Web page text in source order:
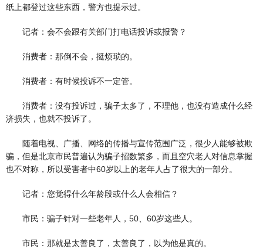
纸上都登过这些东西，警方也提示过。
记者：会不会跟有关部门打电话投诉或报警？
消费者：那倒不会，挺烦琐的。
消费者：有时候投诉不一定管。
消费者：没有投诉过，骗子太多了，不理他，也没有造成什么经
济损失，也就不投诉了。
随着电视、广播、网络的传播与宣传范围广泛，很少人能够被欺
骗，但是北京市民普遍认为骗子招数繁多，而且空穴老人对信息掌握
也不对称，所以受害者中60岁以上的老年人占了很大的一部分。
记者：您觉得什么年龄段或什么人会相信？
市民：骗子针对一些老年人，50、60岁这些人。
市民：那就是太善良了，太善良了，以为他是真的。